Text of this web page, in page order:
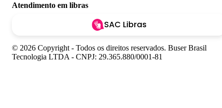
Atendimento em libras
SAC Libras
© 2026 Copyright - Todos os direitos reservados. Buser Brasil
Tecnologia LTDA - CNPJ: 29.365.880/0001-81